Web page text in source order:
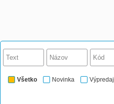
Všetko Novinka Výpredaj